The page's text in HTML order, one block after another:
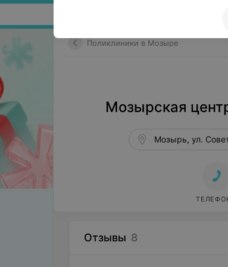
Поликлиники в Мозыре
Мозырская
Мозырь, ул.
Отзывы 8